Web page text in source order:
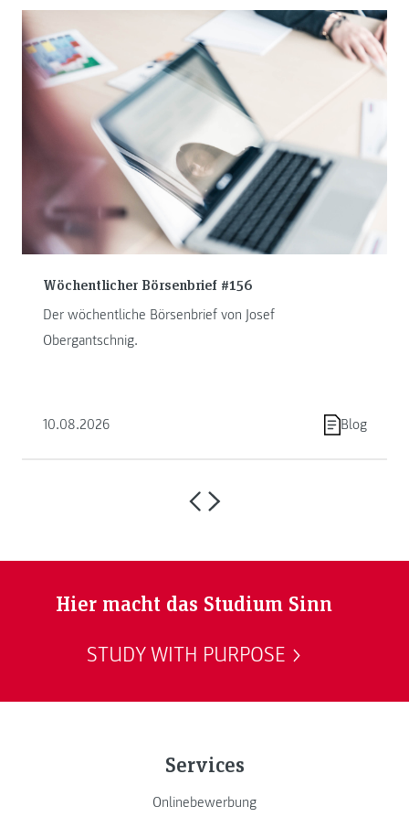
Wöchentlicher Börsenbrief #156
Der wöchentliche Börsenbrief von Josef
Obergantschnig.
10.08.2026 Blog
Hier macht das Studium Sinn
STUDY WITH PURPOSE
Services
Onlinebewerbung